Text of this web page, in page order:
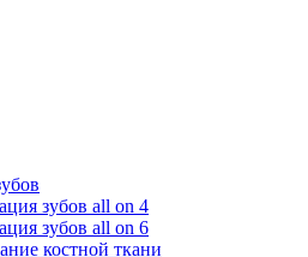
зубов all on 4
зубов all on 6
костной ткани